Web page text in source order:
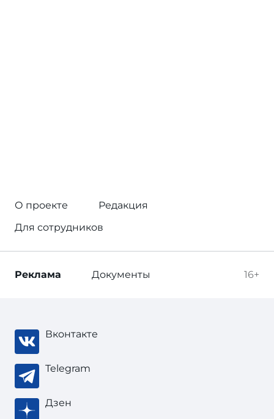
О проекте
Редакция
Для сотрудников
16+
Реклама Документы
Вконтакте
Telegram
Дзен